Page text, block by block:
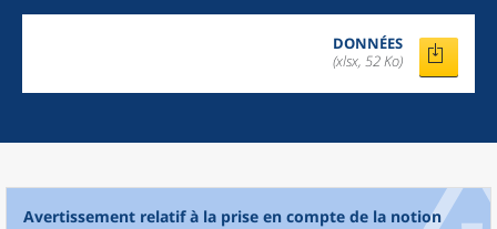
DONNÉES
(xlsx, 52 Ko)
Avertissement relatif à la prise en compte de la notion